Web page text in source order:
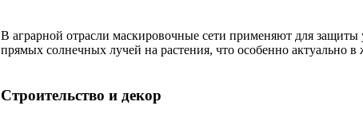
В аграрной отрасли маскировочные сети применяют для
прямых солнечных лучей на растения, что особенно актуально
Строительство и декор